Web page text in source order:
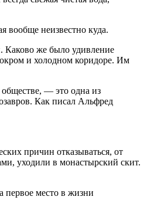
вообще неизвестно куда.
Каково же было удивление
и холодном коридоре. Им
— это одна из
Как писал Альфред
причин отказываться, от
уходили в монастырский скит.
первое место в жизни